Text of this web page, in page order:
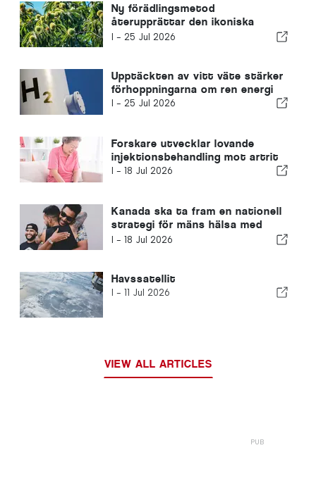
Ny förädlingsmetod
återupprättar den ikoniska
kastanjen
I - 25 Jul 2026
Upptäckten av vitt väte stärker
förhoppningarna om ren energi
I - 25 Jul 2026
Forskare utvecklar lovande
injektionsbehandling mot artrit
I - 18 Jul 2026
Kanada ska ta fram en nationell
strategi för mäns hälsa med
fokus på stigmatisering
I - 18 Jul 2026
Havssatellit
I - 11 Jul 2026
VIEW ALL ARTICLES